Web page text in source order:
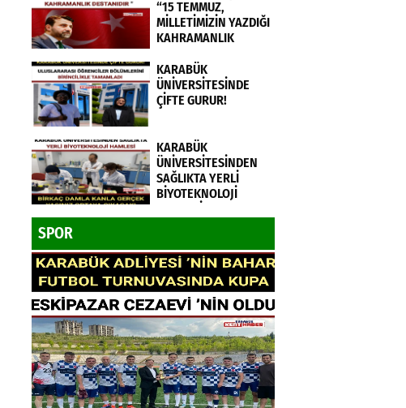
“15 TEMMUZ,
MİLLETİMİZİN YAZDIĞI
KAHRAMANLIK
KARABÜK
ÜNİVERSİTESİNDE
ÇİFTE GURUR!
KARABÜK
ÜNİVERSİTESİNDEN
SAĞLIKTA YERLİ
BİYOTEKNOLOJİ
SPOR